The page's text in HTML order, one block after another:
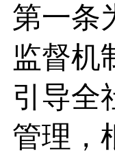
第一条
监督机
引导全
管理，